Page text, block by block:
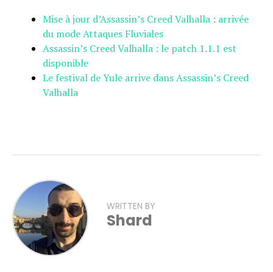
Mise à jour d’Assassin’s Creed Valhalla : arrivée
du mode Attaques Fluviales
Assassin’s Creed Valhalla : le patch 1.1.1 est
disponible
Le festival de Yule arrive dans Assassin’s Creed
Valhalla
WRITTEN BY
Shard